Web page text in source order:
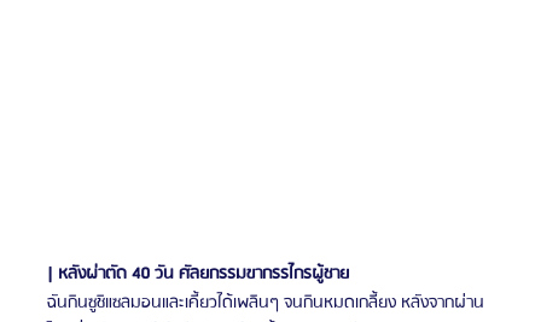
| หลังผ่าตัด 40 วัน ศัลยกรรมขากรรไกรผู้ชาย
ฉันกินซูชิแซลมอนและเคี้ยวได้เพลินๆ จนกินหมดเกลี้ยง หลังจากผ่าน